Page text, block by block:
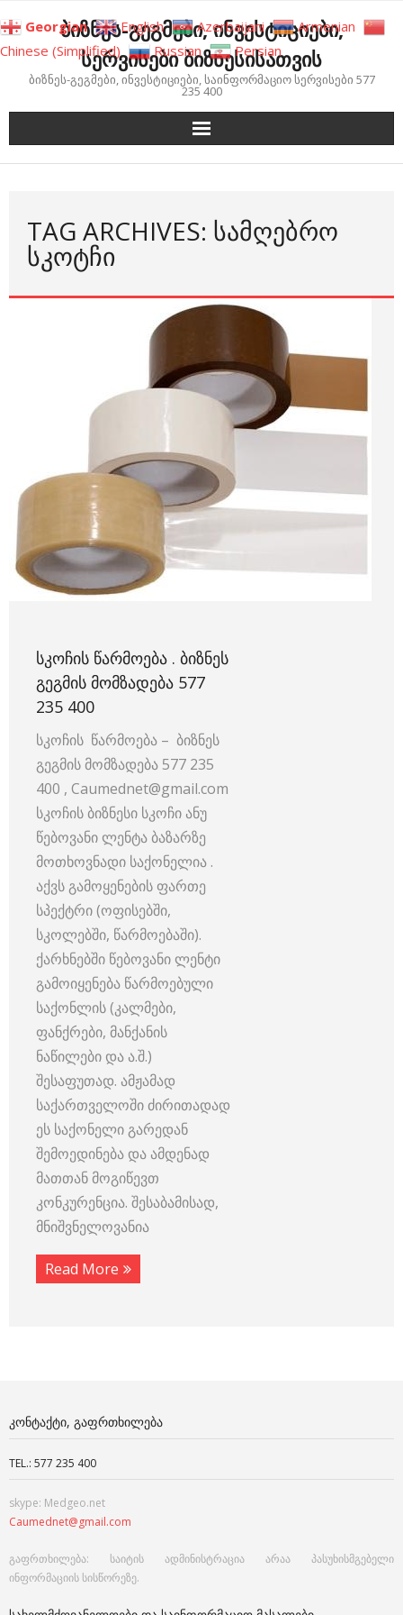
to
content
ბიზნეს-გეგმები, ინვესტიციები,
სერვისები ბიზნესისათვის
ბიზნეს-გეგმები, ინვესტიციები, საინფორმაციო სერვისები 577
235 400
TAG ARCHIVES: ᲡᲐᲛᲦᲔᲑᲠᲝ
ᲡᲙᲝᲢᲩᲘ
ᲡᲙᲝᲩᲘᲡ ᲬᲐᲠᲛᲝᲔᲑᲐ . ᲑᲘᲖᲜᲔᲡ
ᲒᲔᲒᲛᲘᲡ ᲛᲝᲛᲖᲐᲓᲔᲑᲐ 577
235 400
სკოჩის წარმოება – ბიზნეს
გეგმის მომზადება 577 235
400 , Сaumednet@gmail.com
სკოჩის ბიზნესი სკოჩი ანუ
წებოვანი ლენტა ბაზარზე
მოთხოვნადი საქონელია .
აქვს გამოყენების ფართე
სპექტრი (ოფისებში,
სკოლებში, წარმოებაში).
ქარხნებში წებოვანი ლენტი
გამოიყენება წარმოებული
საქონლის (კალმები,
ფანქრები, მანქანის
ნაწილები და ა.შ.)
შესაფუთად. ამჟამად
საქართველოში ძირითადად
ეს საქონელი გარედან
შემოედინება და ამდენად
მათთან მოგიწევთ
კონკურენცია. შესაბამისად,
მნიშვნელოვანია
Read More
ᲙᲝᲜᲢᲐᲥᲢᲘ, ᲒᲐᲤᲠᲗᲮᲘᲚᲔᲑᲐ
TEL.: 577 235 400
skype: Medgeo.net
Caumednet@gmail.com
გაფრთხილება: საიტის ადმინისტრაცია არაა პასუხისმგებელი
ინფორმაციის სისწორეზე.
Georgian English Azerbaijani
Armenian
Chinese (Simplified)
Russian Persian